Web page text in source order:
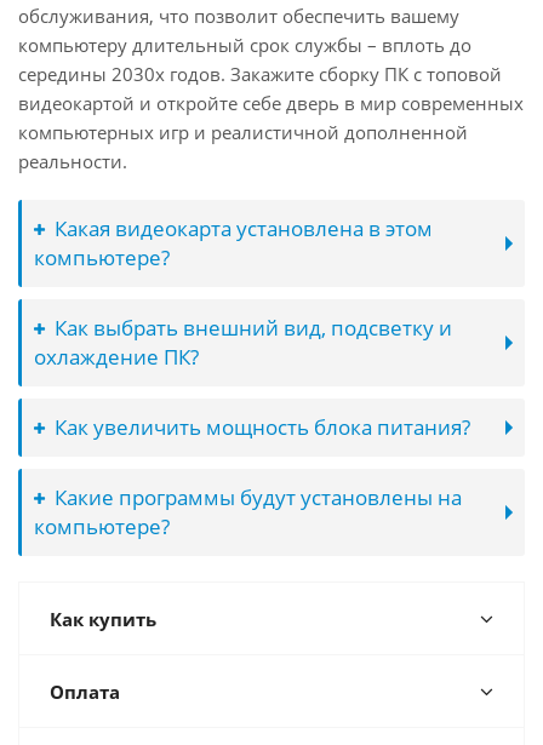
обслуживания, что позволит обеспечить вашему
компьютеру длительный срок службы – вплоть до
середины 2030х годов. Закажите сборку ПК с топовой
видеокартой и откройте себе дверь в мир современных
компьютерных игр и реалистичной дополненной
реальности.
Какая видеокарта установлена в этом
компьютере?
Как выбрать внешний вид, подсветку и
охлаждение ПК?
Как увеличить мощность блока питания?
Какие программы будут установлены на
компьютере?
Как купить
Оплата